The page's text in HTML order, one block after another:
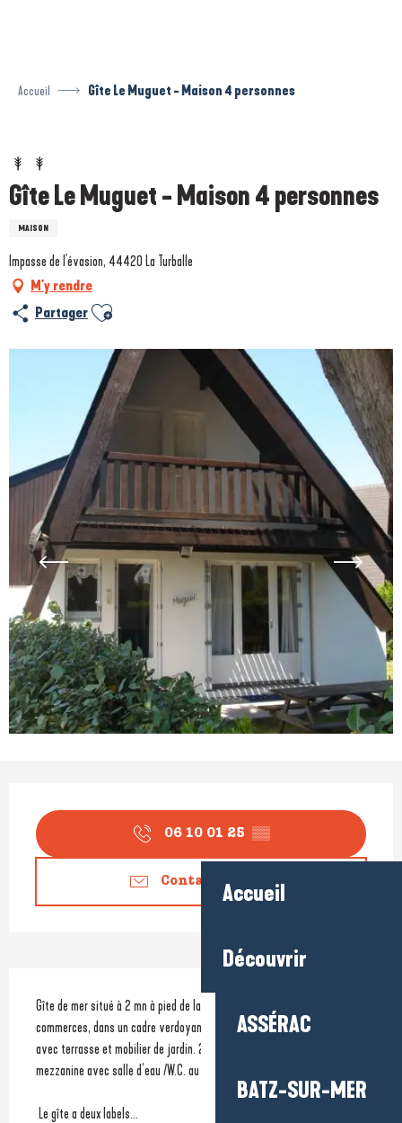
Accueil
Découvrir
ASSÉRAC
BATZ-SUR-MER
Accueil Gîte Le Muguet - Maison 4 personnes
Gîte Le Muguet - Maison 4 personnes
MAISON
Prestataire engagé dans une démarche écoresponsable
Impasse de l'évasion, 44420 La Turballe
M'y rendre
Partager Ajouter aux favoris
Ouverture et coordonnées
06 10 01 25 ▒▒
Contactez-nous
Description
Gîte de mer situé à 2 mn à pied de la plage, près du port et des
commerces, dans un cadre verdoyant et calme. Jardin clos de 375 m2
avec terrasse et mobilier de jardin. 2 chambres dont une au RCH plus
mezzanine avec salle d’eau /W.C. au Rch et coin toilette / W.C. à l’étage.
Le gîte a deux labels...